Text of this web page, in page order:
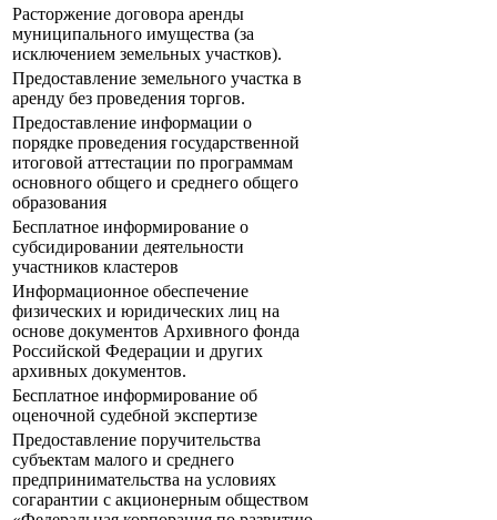
Расторжение договора аренды
муниципального имущества (за
исключением земельных участков).
Предоставление земельного участка в
аренду без проведения торгов.
Предоставление информации о
порядке проведения государственной
итоговой аттестации по программам
основного общего и среднего общего
образования
Бесплатное информирование о
субсидировании деятельности
участников кластеров
Информационное обеспечение
физических и юридических лиц на
основе документов Архивного фонда
Российской Федерации и других
архивных документов.
Бесплатное информирование об
оценочной судебной экспертизе
Предоставление поручительства
субъектам малого и среднего
предпринимательства на условиях
согарантии с акционерным обществом